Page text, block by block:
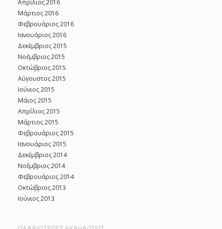
Απρίλιος 2016
Μάρτιος 2016
Φεβρουάριος 2016
Ιανουάριος 2016
Δεκέμβριος 2015
Νοέμβριος 2015
Οκτώβριος 2015
Αύγουστος 2015
Ιούνιος 2015
Μάιος 2015
Απρίλιος 2015
Μάρτιος 2015
Φεβρουάριος 2015
Ιανουάριος 2015
Δεκέμβριος 2014
Νοέμβριος 2014
Φεβρουάριος 2014
Οκτώβριος 2013
Ιούνιος 2013